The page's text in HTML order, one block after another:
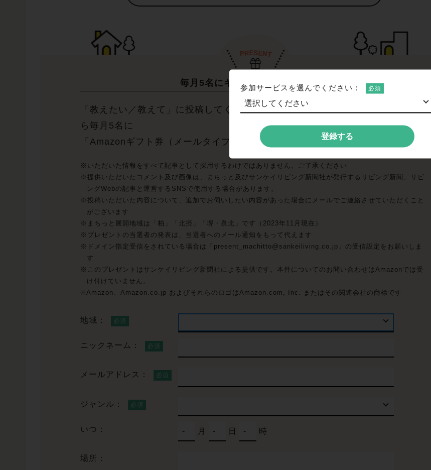
毎月5名にギフト券のプレゼント！
「教えたい／教えて」に投稿してくれた人から抽選で、まちっと展開地域の中か
ら毎月5名に
「Amazonギフト券（メールタイプ）」1,000円分をプレゼントします。
※いただいた情報をすべて記事として採用するわけではありません。ご了承ください
※提供いただいたコメント及び画像は、まちっと及びサンケイリビング新聞社が発行するリビング新聞、リビ
ングWebの記事と運営するSNSで使用する場合があります。
※投稿いただいた内容について、追加でお伺いしたい内容があった場合にメールでご連絡させていただくこと
がございます
※まちっと展開地域は「柏」「北摂」「堺・泉北」です（2023年11月現在）
※プレゼントの当選者の発表は、当選者へのメール通知をもって代えます
※ドメイン指定受信をされている場合は「present_machitto@sankeiliving.co.jp」の受信設定をお願いしま
す
※このプレゼントはサンケイリビング新聞社による提供です。本件についてのお問い合わせはAmazonでは受
け付けていません。
※Amazon、Amazon.co.jp およびそれらのロゴはAmazon.com, Inc. またはその関連会社の商標です
地域：
ニックネーム：
メールアドレス：
ジャンル：
いつ： 月 日 時
場所：
参加サービスを選んでください：
登録する